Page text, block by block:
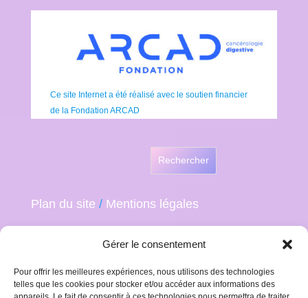
Gérer le consentement
Pour offrir les meilleures expériences, nous utilisons des technologies
telles que les cookies pour stocker et/ou accéder aux informations des
Ce site Internet a été réalisé avec le soutien financier
de la Fondation ARCAD
Rechercher
Plan du site / Mentions légales